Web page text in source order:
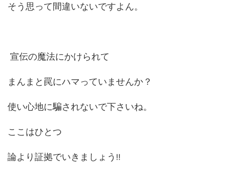
そう思って間違いないですよん。
宣伝の魔法にかけられて
まんまと罠にハマっていませんか？
使い心地に騙されないで下さいね。
ここはひとつ
論より証拠でいきましょう ‼